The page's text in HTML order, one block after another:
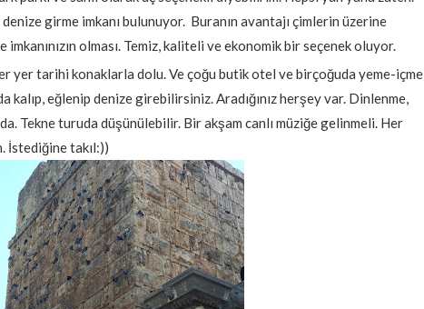
girme imkanı bulunuyor. Buranın avantajı çimlerin üzerine
imkanınızın olması. Temiz, kaliteli ve ekonomik bir seçenek oluyor.
yer tarihi konaklarla dolu. Ve çoğu butik otel ve birçoğuda yeme-içme
kalıp, eğlenip denize girebilirsiniz. Aradığınız herşey var. Dinlenme,
Tekne turuda düşünülebilir. Bir akşam canlı müziğe gelinmeli. Her
İstediğine takıl:))